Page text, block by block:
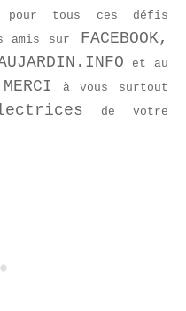
pour tous ces défis
amis sur
FACEBOOK,
et au
MERCI à vous surtout
de votre